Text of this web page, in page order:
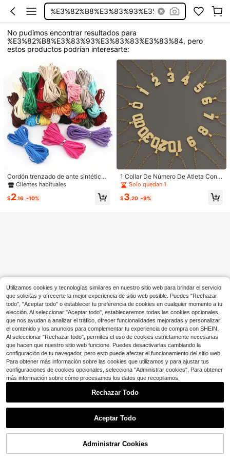
%E3%82%B8%E3%83%93%E3%83%83%E3%83%84
No pudimos encontrar resultados para
%E3%82%B8%E3%83%93%E3%83%83%E3%83%84, pero
estos productos podrían interesarte:
Cordón trenzado de ante sintético
plano de 2.5mm y 10m, cuerda de c
aterial para hacer collares y joyería
Clientes habituales
$2.16 -10%
1 Collar De Número De Atleta Con
Cadena De Acero Inoxidable, Colga
nte Con De Dígitos De 00-99, Joye
ría Deportiva Personalizada (balon
Solo quedan 1
$3.20 -9%
Utilizamos cookies y tecnologías similares en nuestro sitio web para brindar el servicio
que solicitas y ofrecerte la mejor experiencia de sitio web posible. Puedes "Rechazar
todo", "Aceptar todo" o establecer tu preferencia de cookies en cualquier momento a tu
elección. Al seleccionar "Aceptar todo", estableceremos todas las cookies opcionales,
que nos ayudan a analizar el tráfico, ofrecer funcionalidades mejoradas y personalizar
el contenido y los anuncios para complementar tu experiencia de compra con SHEIN.
Al seleccionar "Rechazar todo", permites el uso de cookies estrictamente necesarias
que hacen que nuestro sitio web funcione. Puedes desactivarlas cambiando la
configuración de tu navegador, pero esto puede afectar el funcionamiento del sitio web.
Para obtener más información sobre las cookies que utilizamos y para ajustar tus
configuraciones de cookies opcionales, selecciona "Administrar cookies". Para obtener
más información sobre cómo procesamos los datos que recopilamos,
Rechazar Todo
Aceptar Todo
Administrar Cookies